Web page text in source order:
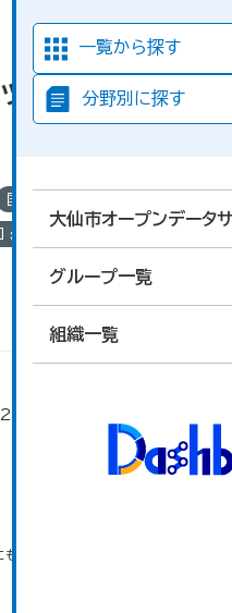
一覧から探す
分野別に探す
大仙市オープンデータ
グループ一覧
組織一覧
トが見つか
国勢調査
6 労働力人口」のデータ
アクセス可能です